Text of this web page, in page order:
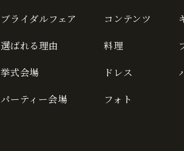
ブライダルフェア
選ばれる理由
挙式会場
パーティー会場
コンテンツ
料理
ドレス
フォト